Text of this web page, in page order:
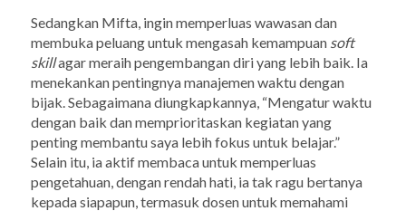
Sedangkan Mifta, ingin memperluas wawasan dan
membuka peluang untuk mengasah kemampuan soft
skillagar meraih pengembangan diri yang lebih baik. Ia
menekankan pentingnya manajemen waktu dengan
bijak. Sebagaimana diungkapkannya, “Mengatur waktu
dengan baik dan memprioritaskan kegiatan yang
penting membantu saya lebih fokus untuk belajar.”
Selain itu, ia aktif membaca untuk memperluas
pengetahuan, dengan rendah hati, ia tak ragu bertanya
kepada siapapun, termasuk dosen untuk memahami